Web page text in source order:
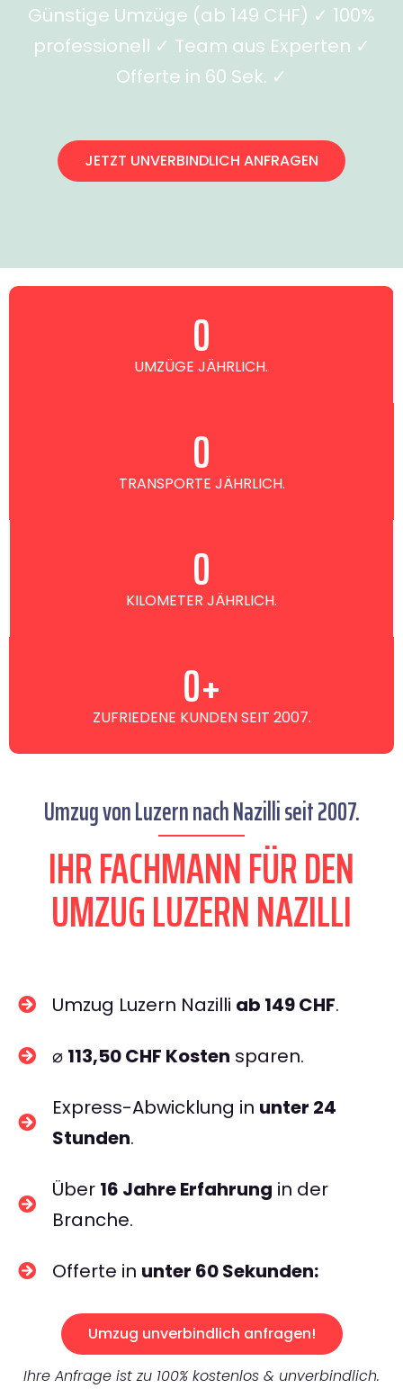
Günstige Umzüge (ab 149 CHF) ✓ 100%
professionell ✓ Team aus Experten ✓
Offerte in 60 Sek. ✓
JETZT UNVERBINDLICH ANFRAGEN
UMZÜGE JÄHRLICH.
0
TRANSPORTE JÄHRLICH.
0
KILOMETER JÄHRLICH.
0
ZUFRIEDENE KUNDEN SEIT 2007.
0+
Umzug von Luzern nach Nazilli seit 2007.
IHR FACHMANN FÜR DEN
UMZUG LUZERN NAZILLI
Umzug Luzern Nazilli ab 149 CHF.
⌀ 113,50 CHF Kosten sparen.
Express-Abwicklung in unter 24
Stunden.
Über 16 Jahre Erfahrung in der
Branche.
Offerte in unter 60 Sekunden:
Umzug unverbindlich anfragen!
Ihre Anfrage ist zu 100% kostenlos & unverbindlich.